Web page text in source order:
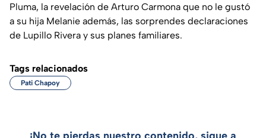
Pluma, la revelación de Arturo Carmona que no le gustó
a su hija Melanie además, las sorprendes declaraciones
de Lupillo Rivera y sus planes familiares.
Tags relacionados
Pati Chapoy